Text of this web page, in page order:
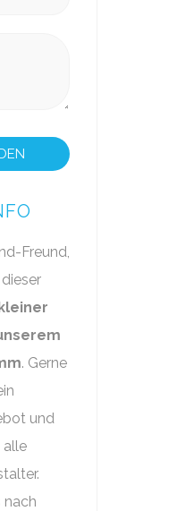
Freund,
. Gerne
und
alle
nach